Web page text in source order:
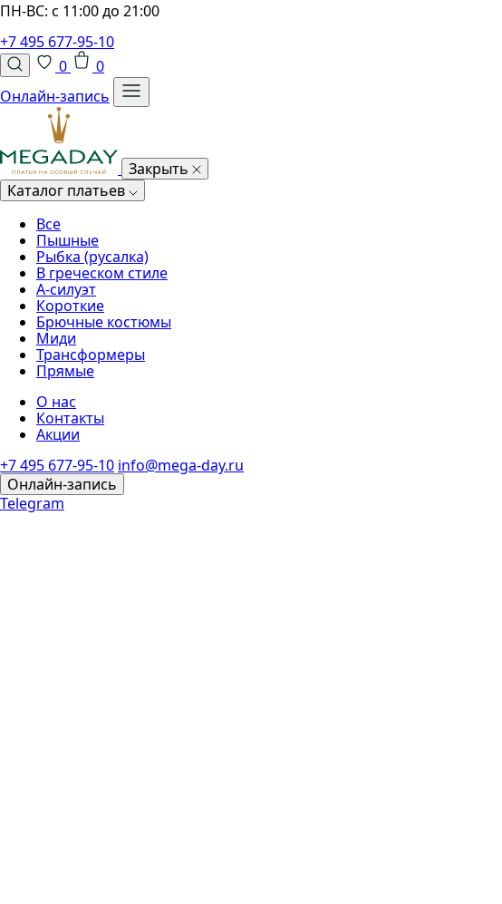
ПН-ВС: с 11:00 до 21:00
+7 495 677-95-10
0
0
Онлайн-запись
Закрыть
Каталог платьев
Все
Пышные
Рыбка (русалка)
В греческом стиле
А-силуэт
Короткие
Брючные костюмы
Миди
Трансформеры
Прямые
О нас
Контакты
Акции
+7 495 677-95-10 info@mega-day.ru
Онлайн-запись
Telegram